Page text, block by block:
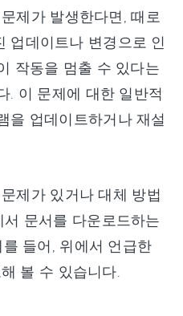
제가 발생한다면, 때로
업데이트나 변경으로 인
작동을 멈출 수 있다는
. 이 문제에 대한 일반적
을 업데이트하거나 재설
제가 있거나 대체 방법
문서를 다운로드하는
들어, 위에서 언급한
볼 수 있습니다.